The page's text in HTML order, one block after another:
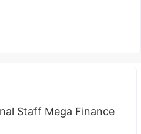
Staff Mega Finance